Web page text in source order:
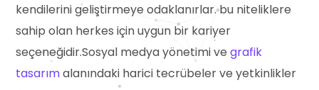
kendilerini geliştirmeye odaklanırlar. bu niteliklere
sahip olan herkes için uygun bir kariyer
seçeneğidir.Sosyal medya yönetimi vegrafik
tasarımalanındaki harici tecrübeler ve yetkinlikler